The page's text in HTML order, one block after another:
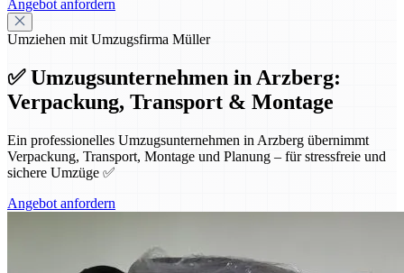
Angebot anfordern
Umziehen mit Umzugsfirma Müller
✅ Umzugsunternehmen in Arzberg:
Verpackung, Transport & Montage
Ein professionelles Umzugsunternehmen in Arzberg übernimmt
Verpackung, Transport, Montage und Planung – für stressfreie und
sichere Umzüge ✅
Angebot anfordern